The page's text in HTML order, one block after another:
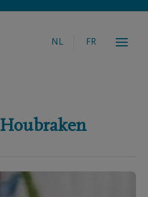
NL FR
Houbraken